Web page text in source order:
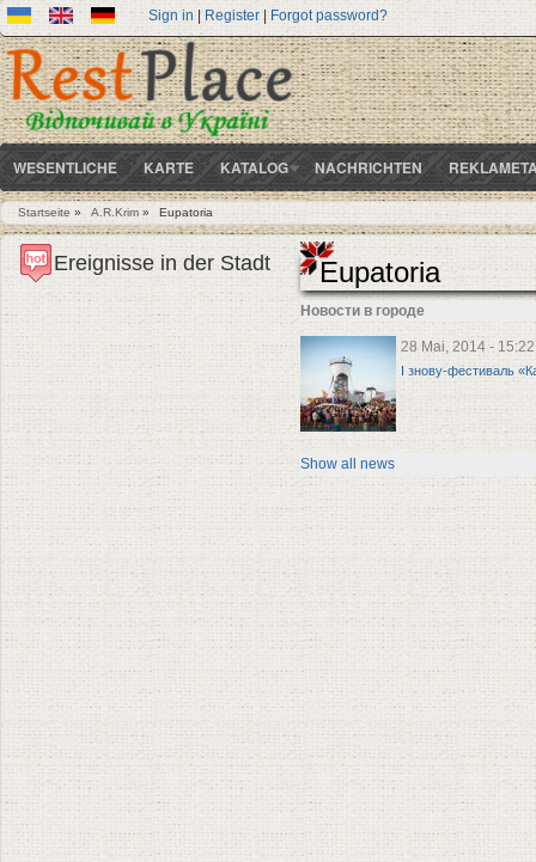
Sign in | Register| Forgot password?
WESENTLICHE KARTE KATALOG NACHRICHTEN
Sie sind hier
Startseite » A.R.Krim » Eupatoria
Eupatoria
Новости в городе
28 Mai, 2014 - 15:22
І знову-фестиваль
Show all news
Ereignisse in der Stadt